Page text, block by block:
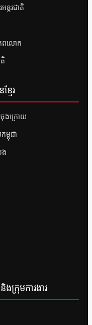
តរជាតិ
ភពលោក
ែរ
ចុងក្រោយ
ពុជា
ង
ក្រុមការងារ